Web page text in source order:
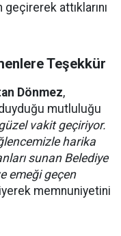
attıklarını
Teşekkür
Dönmez,
mutluluğu
vakit geçiriyor.
harika
sunan Belediye
emeği geçen
memnuniyetini